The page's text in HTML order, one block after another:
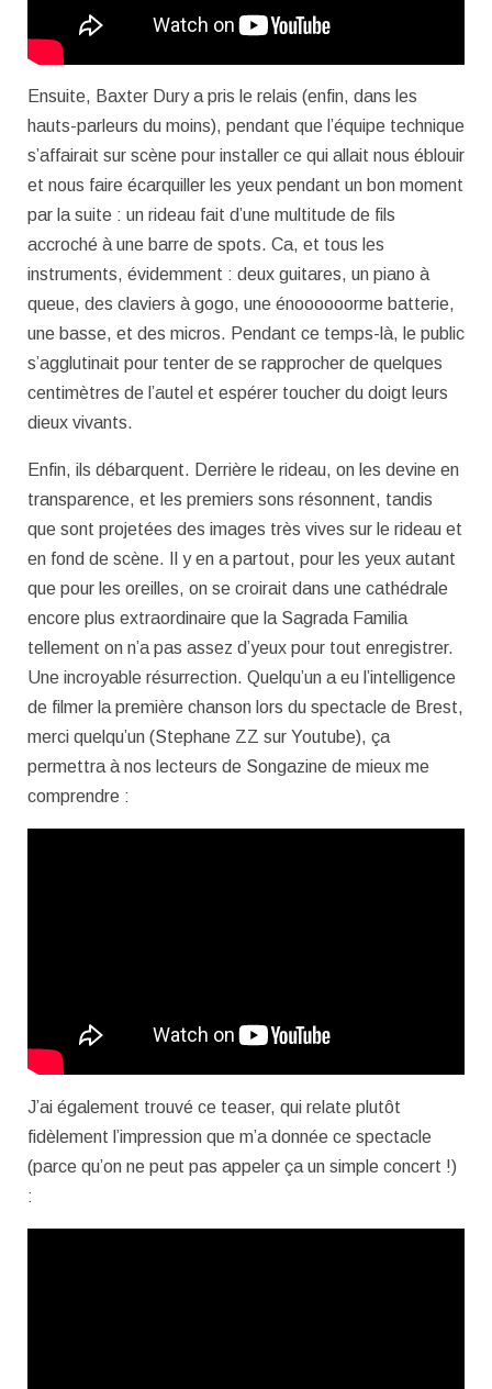
Ensuite, Baxter Dury a pris le relais (enfin, dans les
hauts-parleurs du moins), pendant que l’équipe technique
s’affairait sur scène pour installer ce qui allait nous éblouir
et nous faire écarquiller les yeux pendant un bon moment
par la suite : un rideau fait d’une multitude de fils
accroché à une barre de spots. Ca, et tous les
instruments, évidemment : deux guitares, un piano à
queue, des claviers à gogo, une énoooooorme batterie,
une basse, et des micros. Pendant ce temps-là, le public
s’agglutinait pour tenter de se rapprocher de quelques
centimètres de l’autel et espérer toucher du doigt leurs
dieux vivants.
Enfin, ils débarquent. Derrière le rideau, on les devine en
transparence, et les premiers sons résonnent, tandis
que sont projetées des images très vives sur le rideau et
en fond de scène. Il y en a partout, pour les yeux autant
que pour les oreilles, on se croirait dans une cathédrale
encore plus extraordinaire que la Sagrada Familia
tellement on n’a pas assez d’yeux pour tout enregistrer.
Une incroyable résurrection. Quelqu’un a eu l’intelligence
de filmer la première chanson lors du spectacle de Brest,
merci quelqu’un (Stephane ZZ sur Youtube), ça
permettra à nos lecteurs de Songazine de mieux me
comprendre :
J’ai également trouvé ce teaser, qui relate plutôt
fidèlement l’impression que m’a donnée ce spectacle
(parce qu’on ne peut pas appeler ça un simple concert !)
: